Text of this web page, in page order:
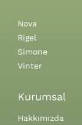
Nova
Rigel
Simone
Vinter
Kurumsal
Hakkımızda